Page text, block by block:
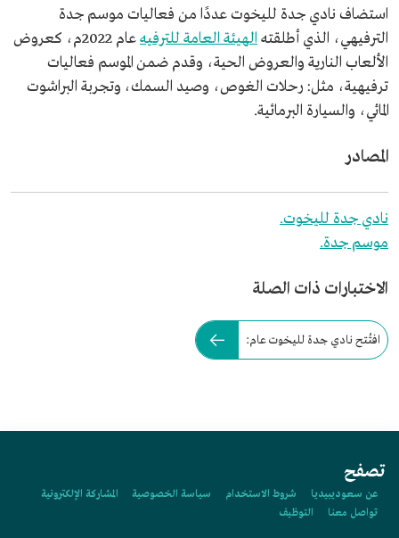
استضاف نادي جدة لليخوت عددًا من فعاليات موسم جدة
الترفيهي، الذي أطلقته الهيئة العامة للترفيه
عام 2022م، كعروض
الألعاب النارية والعروض الحية، وقدم ضمن الموسم فعاليات
ترفيهية، مثل: رحلات الغوص، وصيد السمك، وتجربة البراشوت
المائي، والسيارة البرمائية.
المصادر
نادي جدة لليخوت.
موسم جدة.
الاختبارات ذات الصلة
افتُتح نادي جدة لليخوت عام:
تصفح
عن سعوديبيديا شروط الاستخدام سياسة الخصوصية
المشاركة الإلكترونية
تواصل معنا
التوظيف